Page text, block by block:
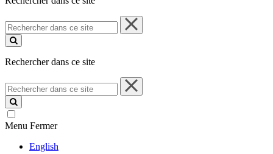
Rechercher
dans
ce
Rechercher dans ce site
Rechercher
dans
ce
site
Menu Fermer
English